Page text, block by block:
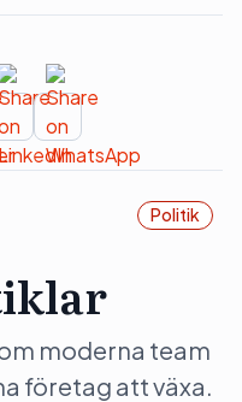
Politik
moderna team
företag att växa.